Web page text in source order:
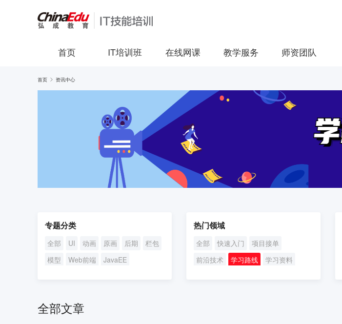
首页 IT培训班 在线网课 教学服务 师资团队
首页 资讯中心
专题分类
全部 UI 动画 原画 后期
栏包
模型
Web前端
JavaEE
热门领域
全部 快速入门
项目接单
前沿技术
学习路线
学习资料
全部文章